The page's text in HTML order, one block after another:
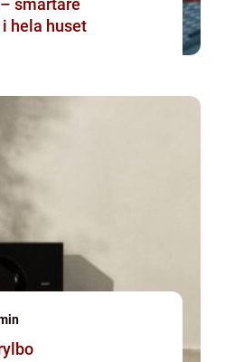
smartare
hela huset